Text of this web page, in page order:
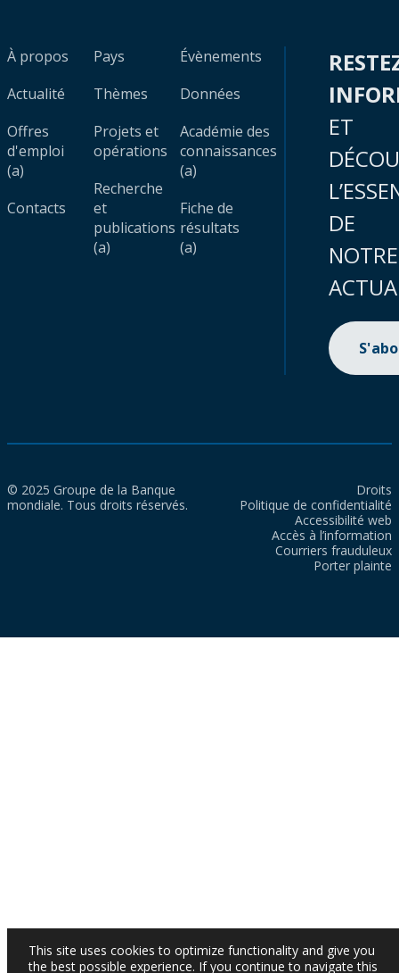
À propos
Actualité
Offres
d'emploi
(a)
Contacts
Pays
Thèmes
Projets et
opérations
Recherche
et
publications
(a)
Évènements
Données
Académie des
connaissances
(a)
Fiche de
résultats
(a)
ET
DE
NOTRE
© 2025 Groupe de la Banque
mondiale. Tous droits réservés.
Droits
Politique de confidentialité
Accessibilité web
Accès à l’information
Courriers frauduleux
Porter plainte
This site uses cookies to optimize functionality and give you
the best possible experience. If you continue to navigate this